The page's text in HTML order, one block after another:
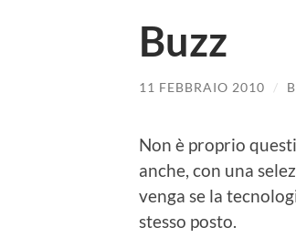
Buzz
11 FEBBRAIO 2010 /
Non è proprio
anche, con una
venga se la
stesso posto.